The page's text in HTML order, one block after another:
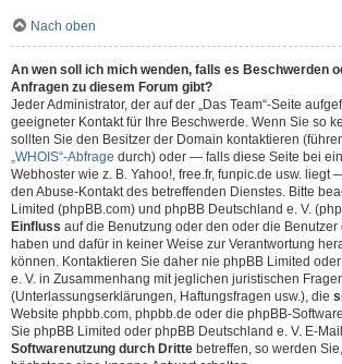
Nach oben
An wen soll ich mich wenden, falls es Beschwerden
Anfragen zu diesem Forum gibt?
Jeder Administrator, der auf der „Das Team“-Seite
geeigneter Kontakt für Ihre Beschwerde. Wenn Sie so
sollten Sie den Besitzer der Domain kontaktieren
„WHOIS“-Abfrage durch) oder — falls diese Seite bei
Webhoster wie z. B. Yahoo!, free.fr, funpic.de usw. liegt
den Abuse-Kontakt des betreffenden Dienstes. Bitte
Limited (phpBB.com) und phpBB Deutschland e. V.
Einfluss auf die Benutzung oder den oder die Benutzer
haben und dafür in keiner Weise zur Verantwortung
können. Kontaktieren Sie daher nie phpBB Limited
e. V. in Zusammenhang mit jeglichen juristischen
(Unterlassungserklärungen, Haftungsfragen usw.), die
Website phpbb.com, phpbb.de oder die phpBB-
Sie phpBB Limited oder phpBB Deutschland e. V. E-
Softwarenutzung durch Dritte betreffen, so werden